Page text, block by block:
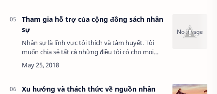
Tham gia hỗ trợ của cộng đồng sách nhân
sự
Nhân sự là lĩnh vực tôi thích và tâm huyết. Tôi
muốn chia sẻ tất cả những điều tôi có cho mọi
người không chỉ bằng internet mà còn bằng cả
những cái cảm giác sột soạt ở trên nữa. V…
Xu hướng và thách thức về nguồn nhân